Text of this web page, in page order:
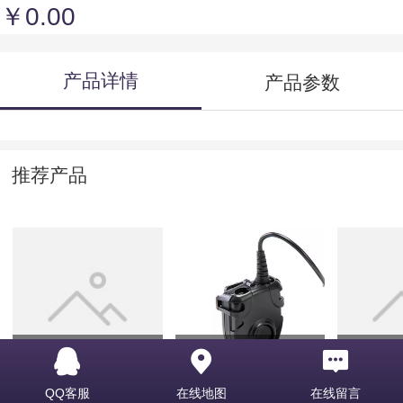
￥0.00
产品详情 产品参数
推荐产品
121212 Peltor PTT
QQ客服 在线地图 在线留言